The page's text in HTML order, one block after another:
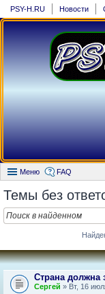
PSY-H.RU Новости
Меню FAQ
Темы без
Страна должна
Сергей » Вт, 16